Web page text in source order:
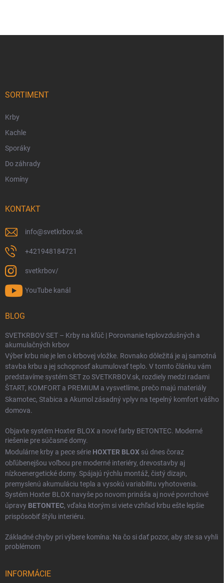
SORTIMENT
Krby
Kachle
Sporáky
Do záhrady
Komíny
KONTAKT
info@svetkrbov.sk
+421948184721
svetkrbov/
YouTube kanál
BLOG
SVETKRBOV SET – Krby na kľúč | Porovnanie teplovzdušných a
akumulačných krbov
Výber krbu nie je len o krbovej vložke. Rovnako dôležitá je aj samotná
stavba krbu a jej schopnosť akumulovať teplo. V tomto článku vám
predstavíme systém SET zo SVETKRBOV.sk, rozdiely medzi radami
ŠTART, KOMFORT a PREMIUM a vysvetlíme, prečo majú materiály
Skamotec, Stabica a Akumol zásadný vplyv na tepelný komfort vášho
domova.
Objavte systém Hoxter BLOX a nové farby BETONTEC. Moderné
riešenie pre súčasné domy.
Modulárne krby a pece série HOXTER BLOX sú dnes čoraz
obľúbenejšou voľbou pre moderné interiéry, drevostavby aj
nízkoenergetické domy. Spájajú rýchlu montáž, čistý dizajn,
premyslenú akumuláciu tepla a vysokú variabilitu vyhotovenia.
Systém Hoxter BLOX navyše po novom prináša aj nové povrchové
úpravy BETONTEC, vďaka ktorým si viete vzhľad krbu ešte lepšie
prispôsobiť štýlu interiéru.
Základné chyby pri výbere komína: Na čo si dať pozor, aby ste sa vyhli
problémom
INFORMÁCIE